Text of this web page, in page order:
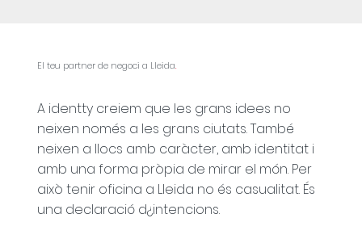
El teu partner de negoci a Lleida.
A identty creiem que les grans idees no
neixen només a les grans ciutats. També
neixen a llocs amb caràcter, amb identitat i
amb una forma pròpia de mirar el món. Per
això tenir oficina a Lleida no és casualitat. És
una declaració d¿intencions.